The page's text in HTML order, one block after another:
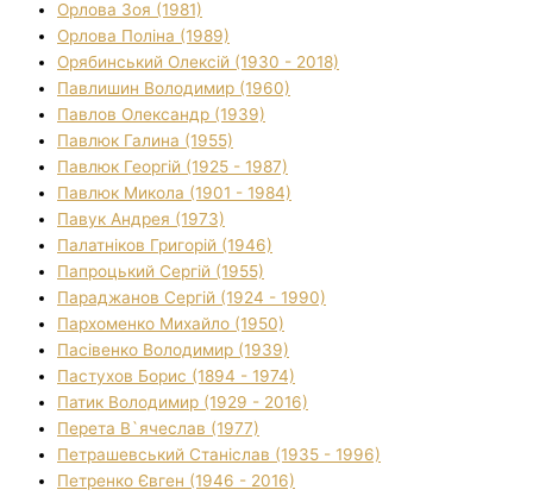
Орлова Зоя (1981)
Орлова Поліна (1989)
Орябинський Олексій (1930 - 2018)
Павлишин Володимир (1960)
Павлов Олександр (1939)
Павлюк Галина (1955)
Павлюк Георгій (1925 - 1987)
Павлюк Микола (1901 - 1984)
Павук Андрея (1973)
Палатніков Григорій (1946)
Папроцький Сергій (1955)
Параджанов Сергій (1924 - 1990)
Пархоменко Михайло (1950)
Пасівенко Володимир (1939)
Пастухов Борис (1894 - 1974)
Патик Володимир (1929 - 2016)
Перета В`ячеслав (1977)
Петрашевський Станіслав (1935 - 1996)
Петренко Євген (1946 - 2016)